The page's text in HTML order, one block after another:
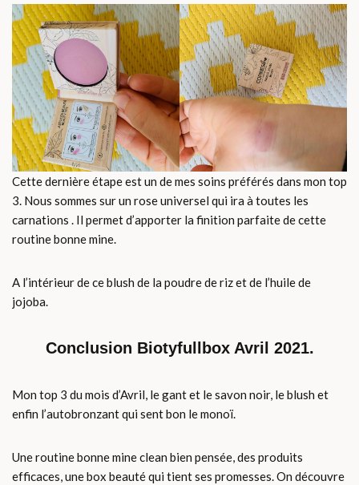
Cette dernière étape est un de mes soins préférés dans mon top
3. Nous sommes sur un rose universel qui ira à toutes les
carnations . Il permet d’apporter la finition parfaite de cette
routine bonne mine.
A l’intérieur de ce blush de la poudre de riz et de l’huile de
jojoba.
Conclusion Biotyfullbox Avril 2021.
Mon top 3 du mois d’Avril, le gant et le savon noir, le blush et
enfin l’autobronzant qui sent bon le monoï.
Une routine bonne mine clean bien pensée, des produits
efficaces, une box beauté qui tient ses promesses. On découvre